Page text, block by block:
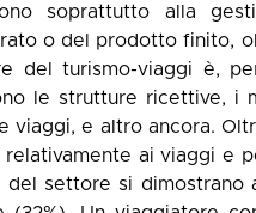
soprattutto alla
o del prodotto finito,
del turismo-viaggi è,
le strutture ricettive, i
viaggi, e altro ancora.
ai viaggi e
settore si dimostrano